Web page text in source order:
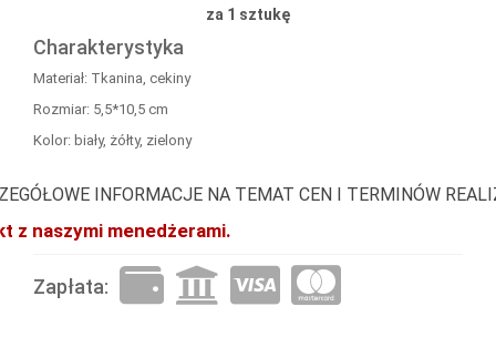
za 1 sztukę
Charakterystyka
Materiał: Tkanina, cekiny
Rozmiar: 5,5*10,5 cm
Kolor: biały, żółty, zielony
INFORMACJE NA TEMAT CEN I TERMINÓW
z naszymi menedżerami.
Zapłata: